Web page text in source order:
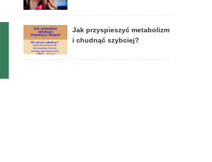
Jak przyspieszyć metabolizm
i chudnąć szybciej?